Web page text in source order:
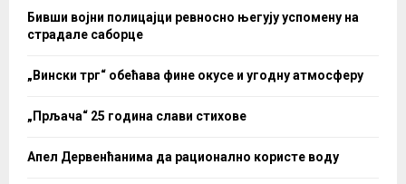
Бивши војни полицајци ревносно његују успомену на
страдале саборце
„Вински трг“ обећава фине окусе и угодну атмосферу
„Прљача“ 25 година слави стихове
Апел Дервенћанима да рационално користе воду